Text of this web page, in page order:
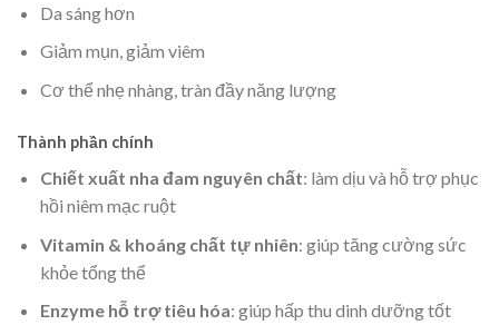
Da sáng hơn
Giảm mụn, giảm viêm
Cơ thể nhẹ nhàng, tràn đầy năng lượng
Thành phần chính
Chiết xuất nha đam nguyên chất: làm dịu và hỗ trợ phục
hồi niêm mạc ruột
Vitamin & khoáng chất tự nhiên: giúp tăng cường sức
khỏe tổng thể
Enzyme hỗ trợ tiêu hóa: giúp hấp thu dinh dưỡng tốt